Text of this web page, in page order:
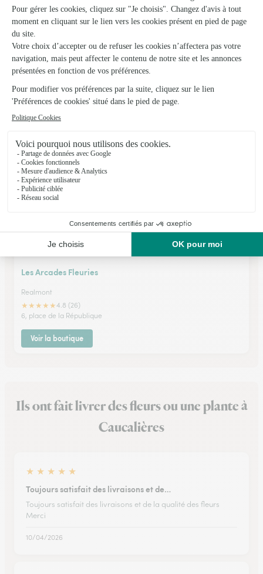
Art-Floral
Revel
★★★★★4.4 (16)
Voir la boutique
Les Arcades Fleuries
Realmont
★★★★★4.8 (26)
6, place de la République
Voir la boutique
Ils ont fait livrer des fleurs ou une plante à
Caucalières
★ ★ ★ ★ ★
Toujours satisfait des livraisons et de…
Toujours satisfait des livraisons et de la qualité des fleurs
Merci
10/04/2026